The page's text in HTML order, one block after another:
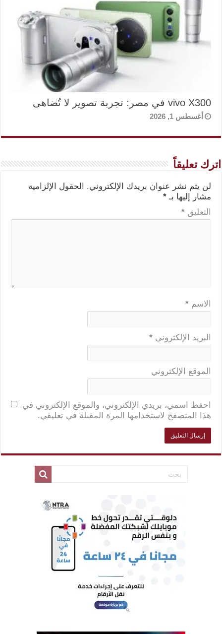
vivo X300 في مصر: تجربة تصوير لا تُضاهى
أغسطس 1, 2026
اترك تعليقاً
لن يتم نشر عنوان بريدك الإلكتروني.
الحقول الإلزامية
مشار إليها بـ *
التعليق *
الاسم *
البريد الإلكتروني *
الموقع الإلكتروني
احفظ اسمي، بريدي الإلكتروني، والموقع الإلكتروني في
هذا المتصفح لاستخدامها المرة المقبلة في تعليقي.